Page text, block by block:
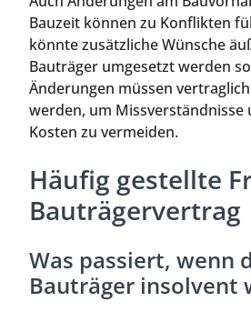
Bauzeit können zu Konflikten
könnte zusätzliche Wünsche
Bauträger umgesetzt werden
Änderungen müssen
werden, um Missverständnisse
Kosten zu vermeiden.
Häufig gestellte
Bauträgervertrag
Was passiert, wenn
Bauträger insolvent